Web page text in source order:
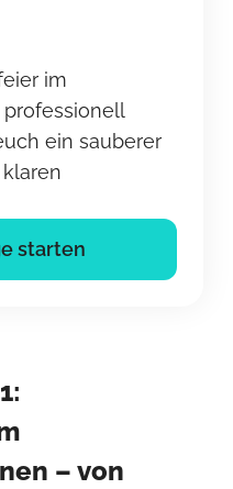
im
ein sauberer
starten
– von